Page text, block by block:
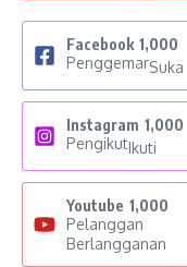
Facebook 1,000
PenggemarSuka
Instagram 1,000
PengikutIkuti
Youtube 1,000
Pelanggan
Berlangganan